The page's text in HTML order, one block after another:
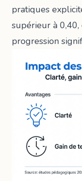
pratiques
supérieur à
progression